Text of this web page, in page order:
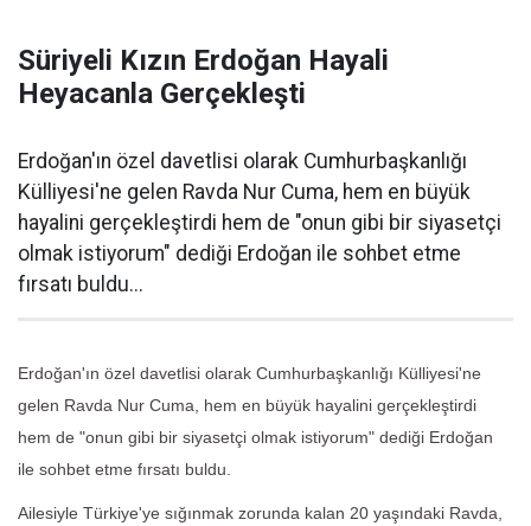
Süriyeli Kızın Erdoğan Hayali
Heyacanla Gerçekleşti
Erdoğan'ın özel davetlisi olarak Cumhurbaşkanlığı
Külliyesi'ne gelen Ravda Nur Cuma, hem en büyük
hayalini gerçekleştirdi hem de "onun gibi bir siyasetçi
olmak istiyorum" dediği Erdoğan ile sohbet etme
fırsatı buldu...
Erdoğan'ın özel davetlisi olarak Cumhurbaşkanlığı Külliyesi'ne
gelen Ravda Nur Cuma, hem en büyük hayalini gerçekleştirdi
hem de "onun gibi bir siyasetçi olmak istiyorum" dediği Erdoğan
ile sohbet etme fırsatı buldu.
Ailesiyle Türkiye'ye sığınmak zorunda kalan 20 yaşındaki Ravda,